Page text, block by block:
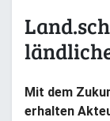
Mit dem
erhalten